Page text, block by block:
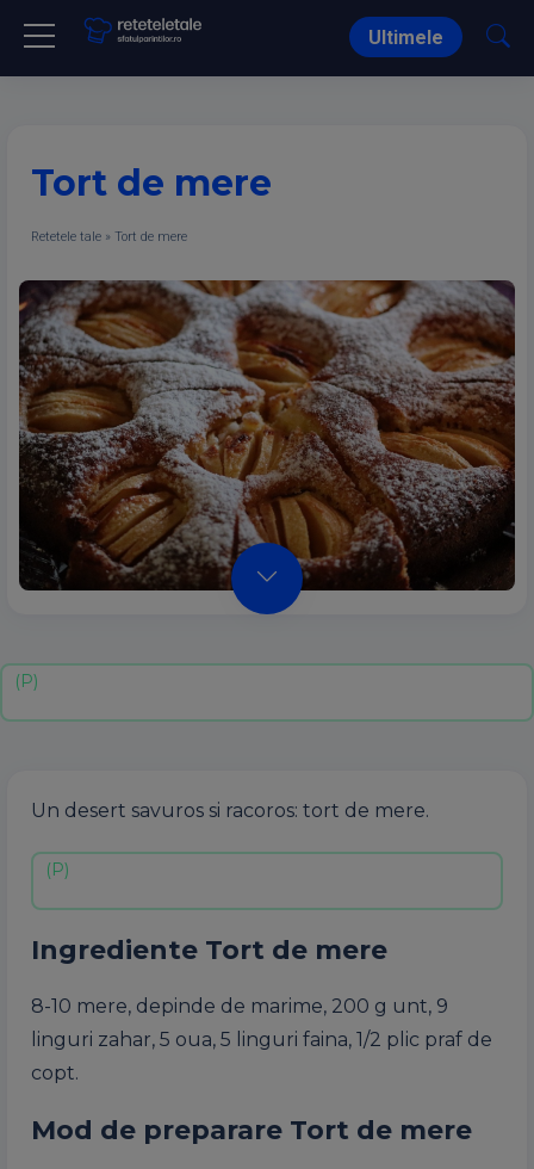
Ultimele
Tort de mere
Retetele tale » Tort de mere
Un desert savuros si racoros: tort de mere.
Ingrediente Tort de mere
8-10 mere, depinde de marime, 200 g unt, 9
linguri zahar, 5 oua, 5 linguri faina, 1/2 plic praf de
copt.
Mod de preparare Tort de mere